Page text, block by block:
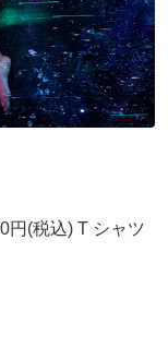
円(税込) T シャツ